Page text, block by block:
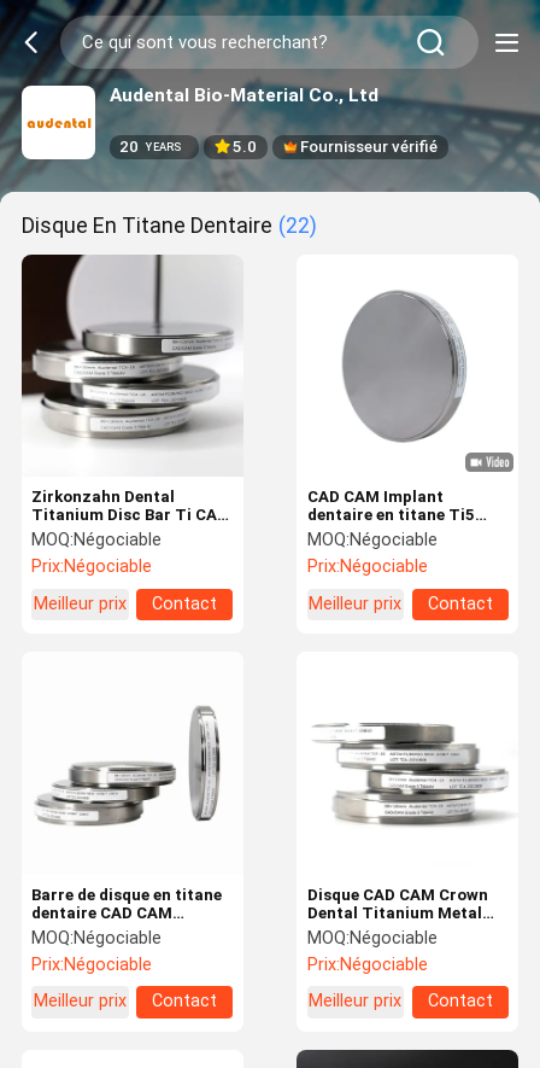
Audental Bio-Material Co., Ltd
20 YEARS 5.0 Fournisseur vérifié
Disque En Titane Dentaire (22)
Zirkonzahn Dental
Titanium Disc Bar Ti CAD
CAM Bloc de fraisage
MOQ:Négociable
Prix:Négociable
Meilleur prix
Contact
CAD CAM Implant
dentaire en titane Ti5
Fraisage de couronnes
métalliques dentaires
MOQ:Négociable
Prix:Négociable
Meilleur prix
Contact
Barre de disque en titane
dentaire CAD CAM
Couronne dentaire en
titane Ti2 TC4
MOQ:Négociable
Prix:Négociable
Meilleur prix
Contact
Disque CAD CAM Crown
Dental Titanium Metal
Block Milling Grade 5 FDA
MOQ:Négociable
Prix:Négociable
Meilleur prix
Contact